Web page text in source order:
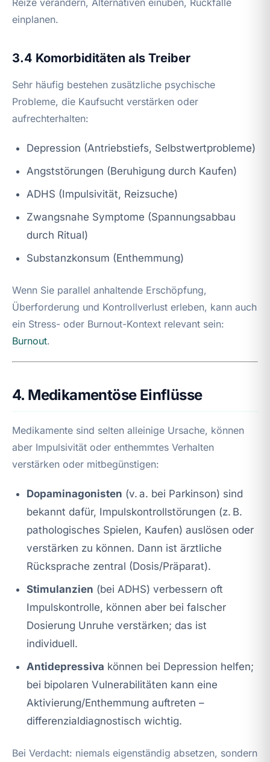
einplanen.
3.4 Komorbiditäten als Treiber
Sehr häufig bestehen zusätzliche psychische
Probleme, die Kaufsucht verstärken oder
aufrechterhalten:
Depression (Antriebstiefs, Selbstwertprobleme)
Angststörungen (Beruhigung durch Kaufen)
ADHS (Impulsivität, Reizsuche)
Zwangsnahe Symptome (Spannungsabbau
durch Ritual)
Substanzkonsum (Enthemmung)
Wenn Sie parallel anhaltende Erschöpfung,
Überforderung und Kontrollverlust erleben, kann auch
ein Stress- oder Burnout-Kontext relevant sein:
Burnout.
4. Medikamentöse Einflüsse
Medikamente sind selten alleinige Ursache, können
aber Impulsivität oder enthemmtes Verhalten
verstärken oder mitbegünstigen:
Dopaminagonisten (v. a. bei Parkinson) sind
bekannt dafür, Impulskontrollstörungen (z. B.
pathologisches Spielen, Kaufen) auslösen oder
verstärken zu können. Dann ist ärztliche
Rücksprache zentral (Dosis/Präparat).
Stimulanzien (bei ADHS) verbessern oft
Impulskontrolle, können aber bei falscher
Dosierung Unruhe verstärken; das ist
individuell.
Antidepressiva können bei Depression helfen;
bei bipolaren Vulnerabilitäten kann eine
Aktivierung/Enthemmung auftreten –
differenzialdiagnostisch wichtig.
Bei Verdacht: niemals eigenständig absetzen, sondern